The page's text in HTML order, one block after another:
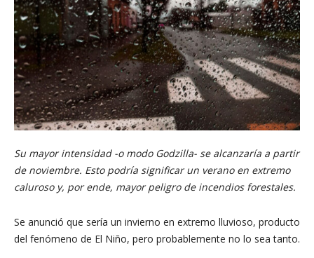
Su mayor intensidad -o modo Godzilla- se alcanzaría a partir
de noviembre. Esto podría significar un verano en extremo
caluroso y, por ende, mayor peligro de incendios forestales.
Se anunció que sería un invierno en extremo lluvioso, producto
del fenómeno de El Niño, pero probablemente no lo sea tanto.